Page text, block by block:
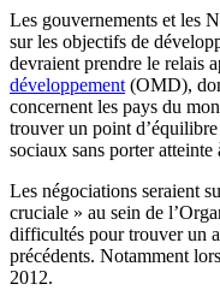
Les gouvernements et les
sur les objectifs de
devraient prendre le relais
développement (OMD),
concernent les pays du
trouver un point
sociaux sans porter
Les négociations seraient
cruciale » au sein de
difficultés pour trouver un
précédents. Notamment
2012.